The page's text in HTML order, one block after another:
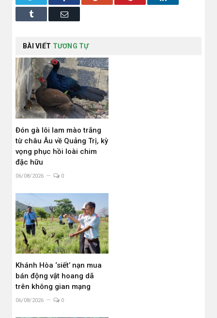
Tumblr Email
BÀI VIẾT TƯƠNG TỰ
Đón gà lôi lam mào trắng
từ châu Âu về Quảng Trị, kỳ
vọng phục hồi loài chim
đặc hữu
06/08/2026 0
Khánh Hòa ‘siết’ nạn mua
bán động vật hoang dã
trên không gian mạng
06/08/2026 0